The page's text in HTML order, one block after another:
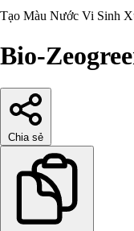
Tạo Màu Nước Vi Sinh
Bio-
Chia sẻ